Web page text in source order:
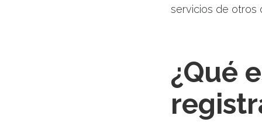
servicios de otros
¿Qué